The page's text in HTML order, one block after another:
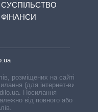
СУСПІЛЬСТВО
ФІНАНСИ
розміщених на сайті,
(для інтернет-видань
Посилання
від повного або